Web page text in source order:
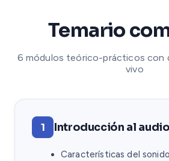
Temario
6 módulos teórico-prácticos con
vivo
1 Introducción al
Características del sonido